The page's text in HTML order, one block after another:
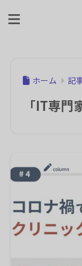
ホーム 記
「IT専